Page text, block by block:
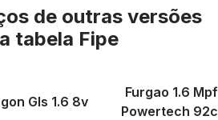
de outras versões
tabela Fipe
Gls 1.6 8v
Furgao 1.6
Powertech